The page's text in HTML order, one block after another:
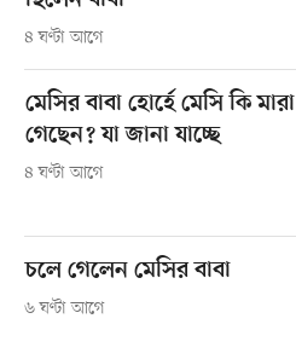
৪ ঘণ্টা আগে
মেসির বাবা হোর্হে মেসি কি মারা
গেছেন? যা জানা যাচ্ছে
৪ ঘণ্টা আগে
চলে গেলেন মেসির বাবা
৬ ঘণ্টা আগে